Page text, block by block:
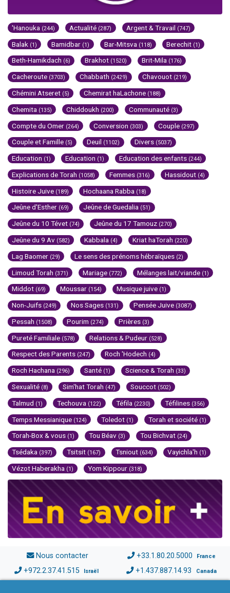
'Hanouka (244) Actualité (287) Argent & Travail (747)
Balak (1) Bamidbar (1) Bar-Mitsva (118) Berechit (1)
Beth-Hamikdach (6) Brakhot (1520) Brit-Mila (176)
Cacheroute (3703) Chabbath (2429) Chavouot (219)
Chémini Atseret (5) Chemirat haLachone (188)
Chemita (135) Chiddoukh (200) Communauté (3)
Compte du Omer (264) Conversion (303) Couple (297)
Couple et Famille (5) Deuil (1102) Divers (5037)
Education (1) Education (1) Education des enfants (244)
Explications de Torah (1058) Femmes (316) Hassidout (4)
Histoire Juive (189) Hochaana Rabba (18)
Jeûne d'Esther (69) Jeûne de Guedalia (51)
Jeûne du 10 Tévet (74) Jeûne du 17 Tamouz (270)
Jeûne du 9 Av (582) Kabbala (4) Kriat haTorah (220)
Lag Baomer (29) Le sens des prénoms hébraïques (2)
Limoud Torah (371) Mariage (772) Mélanges lait/viande (1)
Middot (69) Moussar (154) Musique juive (1)
Non-Juifs (249) Nos Sages (131) Pensée Juive (3087)
Pessah (1508) Pourim (274) Prières (3)
Pureté Familiale (578) Relations & Pudeur (528)
Respect des Parents (247) Roch 'Hodech (4)
Roch Hachana (296) Santé (1) Science & Torah (33)
Sexualité (8) Sim'hat Torah (47) Souccot (502)
Talmud (1) Techouva (122) Téfila (2230) Téfilines (356)
Temps Messianique (124) Toledot (1) Torah et société (1)
Torah-Box & vous (1) Tou Béav (3) Tou Bichvat (24)
Tsédaka (397) Tsitsit (167) Tsniout (634) Vayichla'h (1)
Vézot Haberakha (1) Yom Kippour (318)
Nous contacter +33.1.80.20.5000 France
+972.2.37.41.515 Israël +1.437.887.14.93 Canada